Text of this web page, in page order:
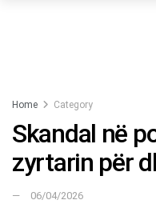
Home Category
Skandal në
zyrtarin për
06/04/2026